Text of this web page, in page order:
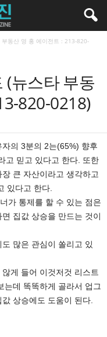
동산 영 홍 에이전트 : 213-820-
(뉴스타 부동
820-0218)
의 3분의 2는(65%) 향후
고 믿고 있다고 한다. 또한
큰 자산이라고 생각하고
있다고 한다.
가 통제를 할 수 있는 점은
집값 상승을 만드는 것이
많은 관심이 쏠리고 있
게 들어 이것저것 리스트
는데 똑똑하게 골라서 업그
상승에도 도움이 된다.